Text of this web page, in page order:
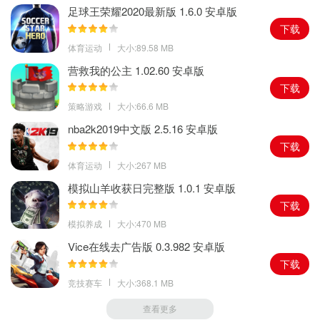
1、不要升级过猛，先挂点战斗在外面慢慢升级，其他资源全集中一
个守城的人。
2、右边靠海先打上去有船可以带旅游拿铜币，没这个什么都做不
了，打一个讨伐就能看见!工艺和铁匠可以安排住处开店，在开始拉
人旅游。
3、用外面的研究建筑，初期不要浪费地皮，研究不要断，因为很多
建筑需要建筑数量才能开研究。
4、做好长期开机挂等级的时间，宝石别乱用，一个开人一个开装
备，不然上百小时你都拿不到什么装备，远程先不要招，做多拿个
法师!先开店人和基本的农民，等级高的BCA近战优先招，D级战斗
用来培养高级的经验!
游戏点评
恨不过果然是开罗出品的游戏，在这个互联网手游大潮中，单机操
作居然都能让人爱不释手，强烈推荐没有玩过的朋友安装一个王都
创世物语魔改版。
足球王荣耀2020最新版 1.6.0 安卓版
体育运动 大小:89.58 MB
下载
营救我的公主 1.02.60 安卓版
策略游戏 大小:66.6 MB
下载
nba2k2019中文版 2.5.16 安卓版
体育运动 大小:267 MB
下载
模拟山羊收获日完整版 1.0.1 安卓版
模拟养成 大小:470 MB
下载
Vice在线去广告版 0.3.982 安卓版
竞技赛车 大小:368.1 MB
下载
查看更多